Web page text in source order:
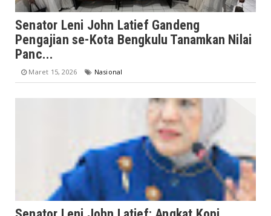
Senator Leni John Latief Gandeng
Pengajian se-Kota Bengkulu Tanamkan Nilai
Panc...
Maret 15, 2026 Nasional